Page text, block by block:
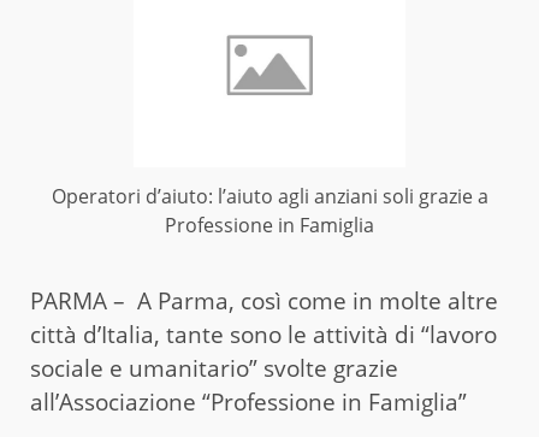
Operatori d’aiuto: l’aiuto agli anziani soli grazie a
Professione in Famiglia
PARMA – A Parma, così come in molte altre
città d’Italia, tante sono le attività di “lavoro
sociale e umanitario” svolte grazie
all’Associazione “Professione in Famiglia”